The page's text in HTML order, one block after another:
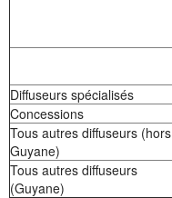
Diffuseurs spécialisés
Concessions
Tous autres diffuseurs (hors
Guyane)
Tous autres diffuseurs
(Guyane)